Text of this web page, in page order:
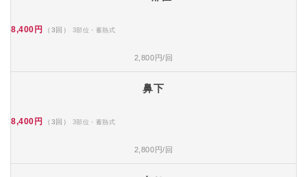
8,400円 （3回） 3部位・蓄熱式
2,800円/回
鼻下
8,400円 （3回） 3部位・蓄熱式
2,800円/回